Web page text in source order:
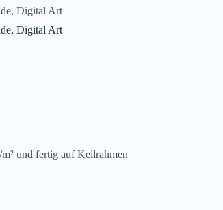
Digital Art
Digital Art
und fertig auf Keilrahmen